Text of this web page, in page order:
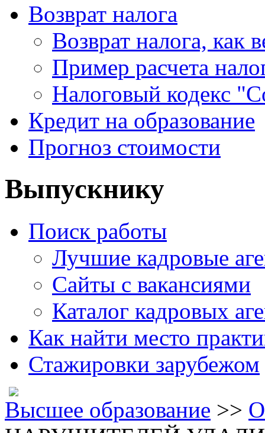
Возврат налога
Возврат налога, как
Пример расчета
Налоговый кодекс
Кредит на образование
Прогноз стоимости
Выпускнику
Поиск работы
Лучшие кадровые
Сайты с вакансиями
Каталог кадровых
Как найти место
Стажировки зарубежом
Высшее образование >>